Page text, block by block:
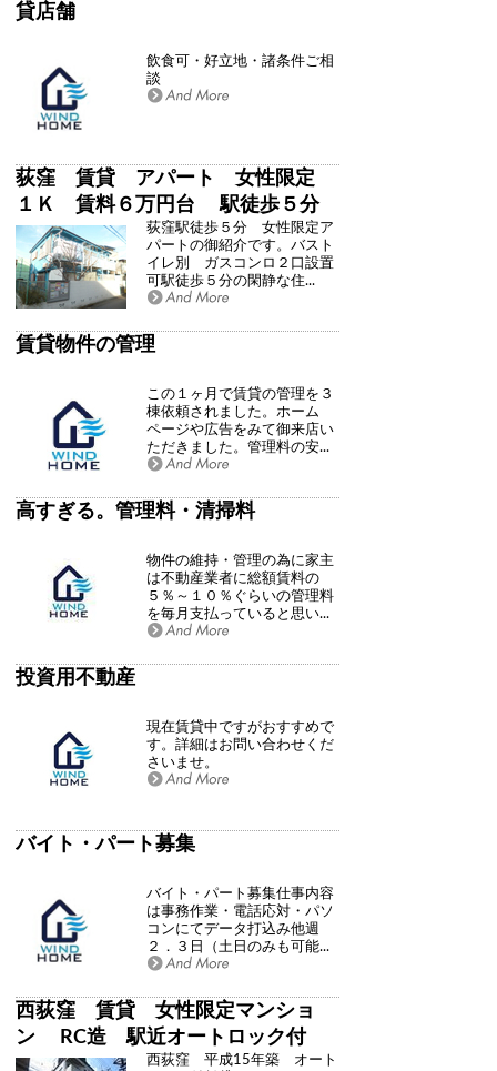
貸店舗
飲食可・好立地・諸条件ご相
談
荻窪 賃貸 アパート 女性限定
１Ｋ 賃料６万円台 駅徒歩５分
１階角部屋 南向き バストイレ別
荻窪駅徒歩５分 女性限定ア
パートの御紹介です。バスト
イレ別 ガスコンロ２口設置
可駅徒歩５分の閑静な住...
賃貸物件の管理
この１ヶ月で賃貸の管理を３
棟依頼されました。ホーム
ページや広告をみて御来店い
ただきました。管理料の安...
高すぎる。管理料・清掃料
物件の維持・管理の為に家主
は不動産業者に総額賃料の
５％～１０％ぐらいの管理料
を毎月支払っていると思い...
投資用不動産
現在賃貸中ですがおすすめで
す。詳細はお問い合わせくだ
さいませ。
バイト・パート募集
バイト・パート募集仕事内容
は事務作業・電話応対・パソ
コンにてデータ打込み他週
２．３日（土日のみも可能...
西荻窪 賃貸 女性限定マンショ
ン RC造 駅近オートロック付
西荻窪 平成15年築 オート